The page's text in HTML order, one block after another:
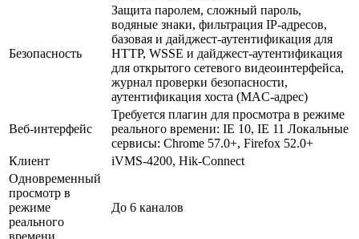
Безопасность
Защита паролем, сложный пароль,
водяные знаки, фильтрация IP-адресов,
базовая и дайджест-аутентификация для
HTTP, WSSE и дайджест-аутентификация
для открытого сетевого видеоинтерфейса,
журнал проверки безопасности,
аутентификация хоста (MAC-адрес)
Веб-интерфейс
Требуется плагин для просмотра в режиме
реального времени: IE 10, IE 11 Локальные
сервисы: Chrome 57.0+, Firefox 52.0+
Клиент
iVMS-4200, Hik-Connect
Одновременный
просмотр в
режиме
реального
времени
До 6 каналов